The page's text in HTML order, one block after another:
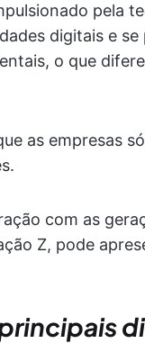
pela
digitais e se
o que
as empresas
com as
Z, pode